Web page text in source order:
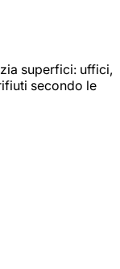
superfici: uffici,
secondo le